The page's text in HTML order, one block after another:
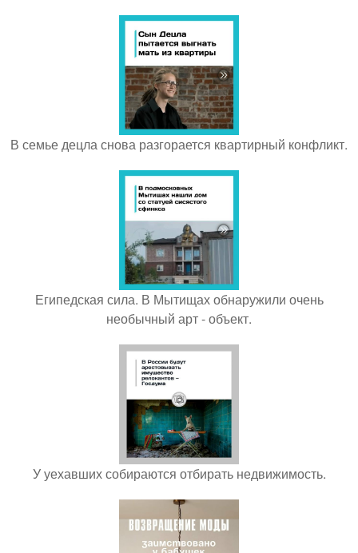
В семье децла снова разгорается квартирный конфликт.
Египедская сила. В Мытищах обнаружили очень
необычный арт - объект.
У уехавших собираются отбирать недвижимость.